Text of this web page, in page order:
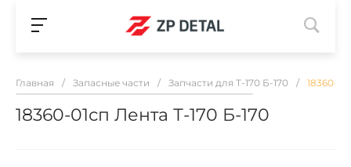
Главная / Запасные части / Запчасти для Т-170 Б-170 / 18360-
18360-01сп Лента Т-170 Б-170